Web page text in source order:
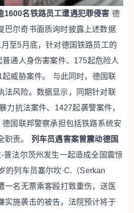
1600名铁路员工遭遇犯罪侵害 德
巴尔奇书面质询时披露上述数据
至5月底，针对德国铁路员工的
通人身伤害案件、175起危险人
威胁案件。
与此同时，德国联
法风险。数据显示，同期针对联
力抗法案件、1427起袭警案件，
国联邦警察承担包括铁路系统安
责。
列车员遇害案曾震动德国
普法尔茨州发生一起造成全国震惊
的列车员塞尔坎·C.（Serkan
一名无票乘客殴打致重伤，送医
实施袭击的被告，法院预计将于